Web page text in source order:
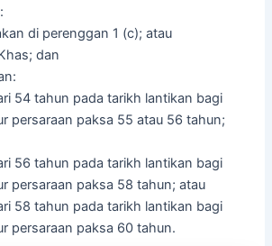
di perenggan 1 (c); atau
dan
54 tahun pada tarikh lantikan bagi
persaraan paksa 55 atau 56 tahun;
56 tahun pada tarikh lantikan bagi
persaraan paksa 58 tahun; atau
58 tahun pada tarikh lantikan bagi
persaraan paksa 60 tahun.